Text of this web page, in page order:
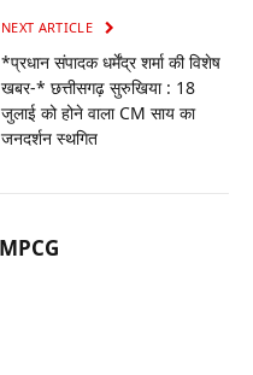
NEXT ARTICLE
*प्रधान संपादक धर्मेंद्र शर्मा की विशेष
खबर-* छत्तीसगढ़ सुरुखिया : 18
जुलाई को होने वाला CM साय का
जनदर्शन स्थगित